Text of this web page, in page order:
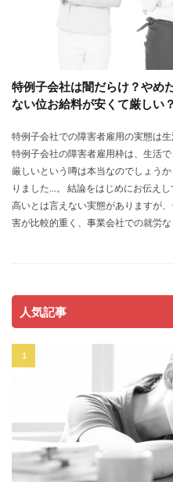
特例子会社は闇だらけ？やめ
ない位お給料が安くて厳しい？
特例子会社での障害者雇用の実態は
特例子会社の障害者雇用枠は、生活
厳しいという噂は本当なのでしょう
りました…。 結論をはじめにお伝え
高いとは言えない実態がありますが
害が比較的重く、事業会社での就労
人気記事